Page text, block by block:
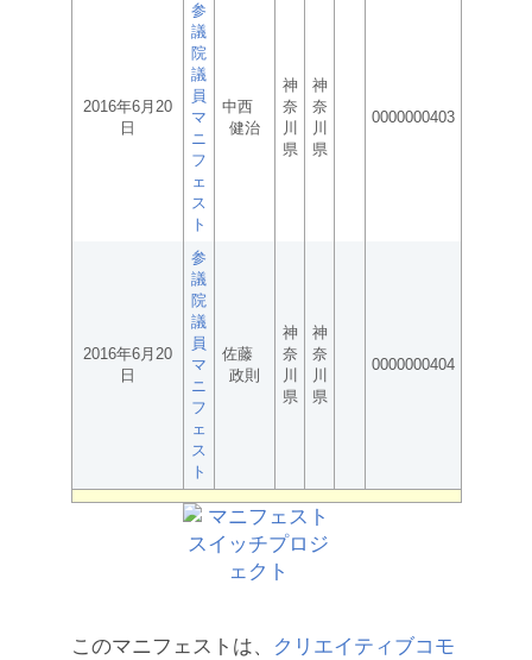
2016年6月20
日
参
議
院
議
員
マ
ニ
フ
ェ
ス
ト
中西
健治
神
奈
川
県
神
奈
川
県
0000000403
2016年6月20
日
参
議
院
議
員
マ
ニ
フ
ェ
ス
ト
佐藤
政則
神
奈
川
県
神
奈
川
県
0000000404
このマニフェストは、
クリエイティブコモ